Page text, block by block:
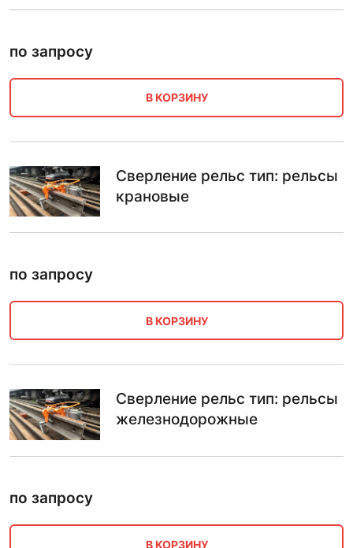
по запросу
В КОРЗИНУ
Сверление рельс тип: рельсы
крановые
по запросу
В КОРЗИНУ
Сверление рельс тип: рельсы
железнодорожные
по запросу
В КОРЗИНУ